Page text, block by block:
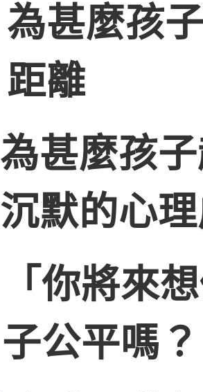
為甚麼孩
距離
為甚麼孩
沉默的心
「你將來
子公平嗎？